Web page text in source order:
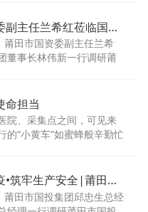
莆田市国资委副主任兰希红莅临国投智慧出行督导疫情防控工作
莆田市国资委副主任兰希
董事长林伟新一行调研莆
取疫情防控工作汇报，实
措施落实情况，并通过座
方式，收集防控工作建议
命担当
院、采集点之间，可见来
的“小黄车”如蜜蜂般辛勤忙
抓实抓细防疫•筑牢生产安全|莆田市国投集团邱忠生总经理一行调研智慧出行疫情防控工作
莆田市国投集团邱忠生总经